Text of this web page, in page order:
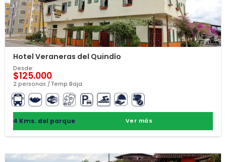
Hotel Veraneras del Quindío
Desde:
$125.000
2 personas / Temp Baja
4 Kms. del parque Ver más